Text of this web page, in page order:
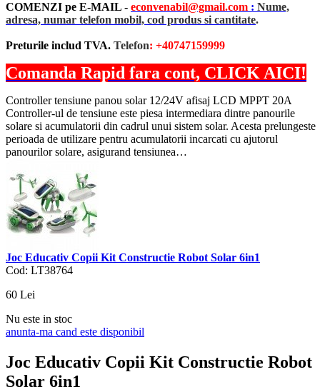
COMENZI pe E-MAIL - econvenabil@gmail.com : Nume,
adresa, numar telefon mobil, cod produs si cantitate.
Preturile includ TVA. Telefon: +40747159999
Comanda Rapid fara cont, CLICK AICI!
Controller tensiune panou solar 12/24V afisaj LCD MPPT 20A
Controller-ul de tensiune este piesa intermediara dintre panourile
solare si acumulatorii din cadrul unui sistem solar. Acesta prelungeste
perioada de utilizare pentru acumulatorii incarcati cu ajutorul
panourilor solare, asigurand tensiunea…
Joc Educativ Copii Kit Constructie Robot Solar 6in1
Cod: LT38764
60 Lei
Nu este in stoc
anunta-ma cand este disponibil
Joc Educativ Copii Kit Constructie Robot
Solar 6in1